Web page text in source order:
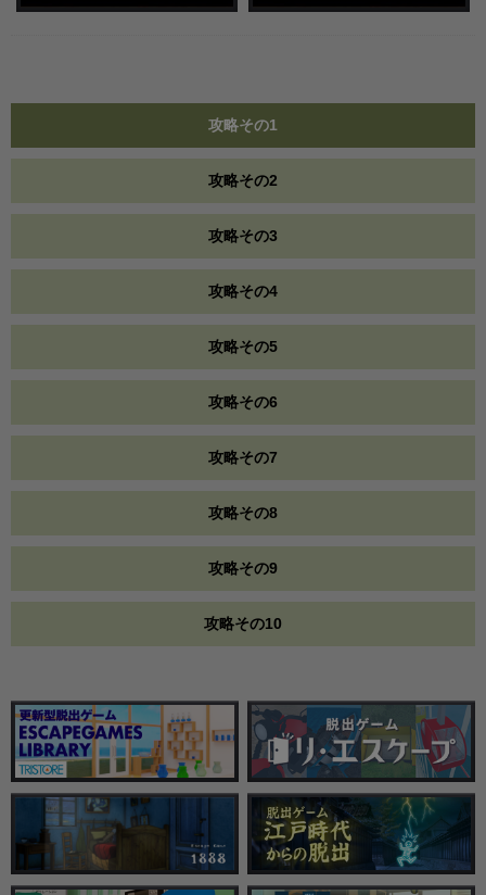
攻略その1
攻略その2
攻略その3
攻略その4
攻略その5
攻略その6
攻略その7
攻略その8
攻略その9
攻略その10